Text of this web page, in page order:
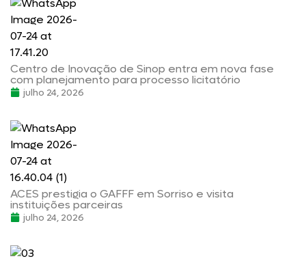
Centro de Inovação de Sinop entra em nova fase
com planejamento para processo licitatório
julho 24, 2026
ACES prestigia o GAFFF em Sorriso e visita
instituições parceiras
julho 24, 2026